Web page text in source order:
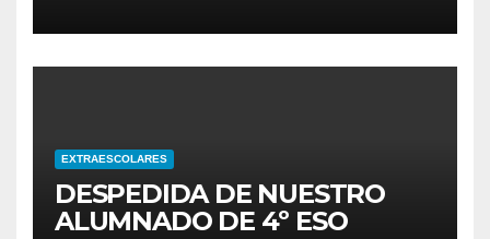
EXTRAESCOLARES
DESPEDIDA DE NUESTRO
ALUMNADO DE 4º ESO